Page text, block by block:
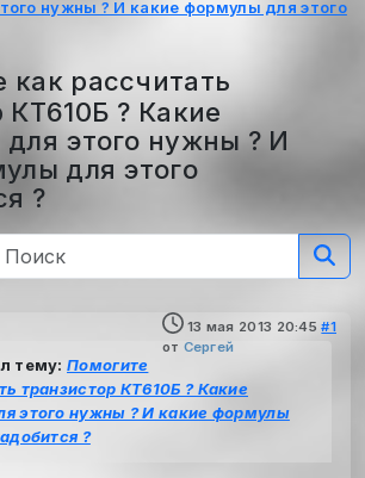
нужны ? И какие формулы для этого
как рассчитать
КТ610Б ? Какие
этого нужны ? И
для этого
?
13 мая 2013 20:45 #1
от Сергей
тему:Помогите
транзистор КТ610Б ? Какие
этого нужны ? И какие формулы
?